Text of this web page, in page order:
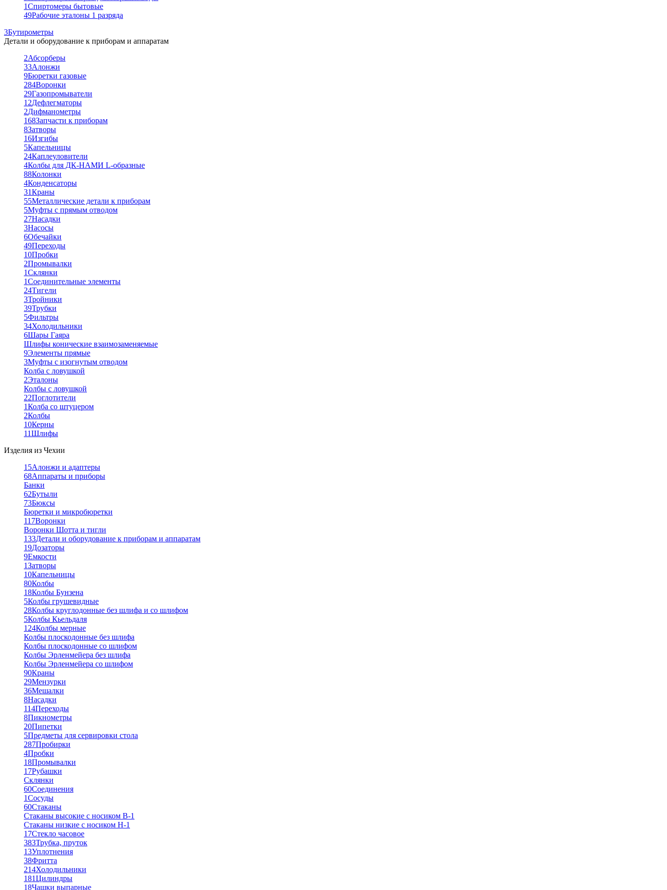
1Спиртомеры бытовые
49Рабочие эталоны 1 разряда
3Бутирометры
Детали и оборудование к приборам и аппаратам
2Абсорберы
33Алонжи
9Бюретки газовые
284Воронки
29Газопромыватели
12Дефлегматоры
2Дифманометры
168Запчасти к приборам
8Затворы
16Изгибы
5Капельницы
24Каплеуловители
4Колбы для ДК-НАМИ L-образные
88Колонки
4Конденсаторы
31Краны
55Металлические детали к приборам
5Муфты с прямым отводом
27Насадки
3Насосы
6Обечайки
49Переходы
10Пробки
2Промывалки
1Склянки
1Соединительные элементы
24Тигели
3Тройники
39Трубки
5Фильтры
34Холодильники
6Шары Гаяра
Шлифы конические взаимозаменяемые
9Элементы прямые
3Муфты с изогнутым отводом
Колба с ловушкой
2Эталоны
Колбы с ловушкой
22Поглотители
1Колба со штуцером
2Колбы
10Керны
11Шлифы
Изделия из Чехии
15Алонжи и адаптеры
68Аппараты и приборы
Банки
62Бутыли
73Бюксы
Бюретки и микробюретки
117Воронки
Воронки Шотта и тигли
133Детали и оборудование к приборам и аппаратам
19Дозаторы
9Емкости
1Затворы
10Капельницы
80Колбы
18Колбы Бунзена
5Колбы грушевидные
28Колбы круглодонные без шлифа и со шлифом
5Колбы Кьельдаля
124Колбы мерные
Колбы плоскодонные без шлифа
Колбы плоскодонные со шлифом
Колбы Эрленмейера без шлифа
Колбы Эрленмейера со шлифом
90Краны
29Мензурки
36Мешалки
8Насадки
114Переходы
8Пикнометры
20Пипетки
5Предметы для сервировки стола
287Пробирки
4Пробки
18Промывалки
17Рубашки
Склянки
60Соединения
1Сосуды
60Стаканы
Стаканы высокие с носиком В-1
Стаканы низкие с носиком Н-1
17Стекло часовое
383Трубка, пруток
13Уплотнения
38Фритта
214Холодильники
181Цилиндры
18Чашки выпарные